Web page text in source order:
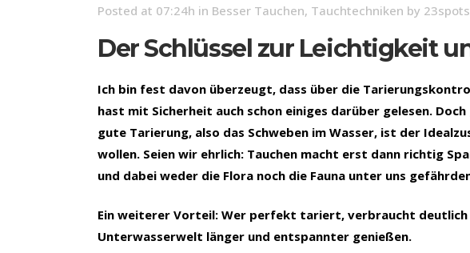
Posted at 07:24h in Besser Tauchen, Tauchtechniken by
Der Schlüssel zur Leichtigkeit
Ich bin fest davon überzeugt, dass über die
hast mit Sicherheit auch schon einiges darüber gelesen.
gute Tarierung, also das Schweben im Wasser, ist der
wollen. Seien wir ehrlich: Tauchen macht erst dann richtig
und dabei weder die Flora noch die Fauna unter uns
Ein weiterer Vorteil: Wer perfekt tariert, verbraucht deutlich
Unterwasserwelt länger und entspannter genießen.